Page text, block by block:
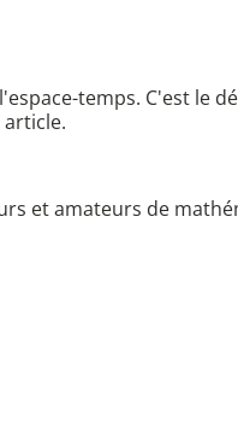
temps. C'est le
et amateurs de